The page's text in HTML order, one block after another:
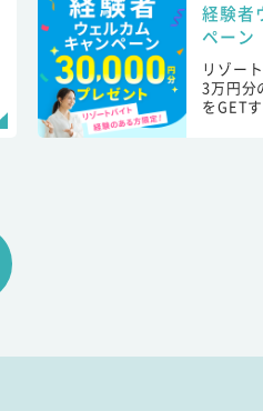
経験者
ペーン
リゾー
3万円分
をGET